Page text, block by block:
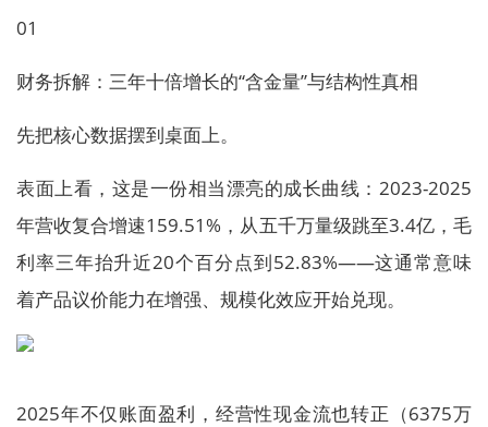
01
财务拆解：三年十倍增长的“含金量”与结构性真相
先把核心数据摆到桌面上。
表面上看，这是一份相当漂亮的成长曲线：2023-2025
年营收复合增速159.51%，从五千万量级跳至3.4亿，毛
利率三年抬升近20个百分点到52.83%——这通常意味
着产品议价能力在增强、规模化效应开始兑现。
2025年不仅账面盈利，经营性现金流也转正（6375万